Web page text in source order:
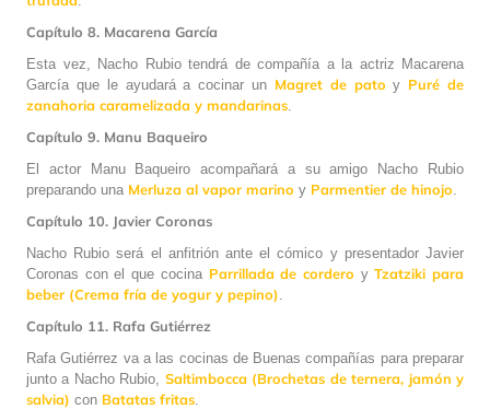
Capítulo 8. Macarena García
Esta vez, Nacho Rubio tendrá de compañía a la actriz Macarena
García que le ayudará a cocinar un Magret de pato y Puré de
zanahoria caramelizada y mandarinas
Capítulo 9. Manu Baqueiro
El actor Manu Baqueiro acompañará a su amigo Nacho Rubio
preparando una Merluza al vapor marino y Parmentier de hinojo
Capítulo 10. Javier Coronas
Nacho Rubio será el anfitrión ante el cómico y presentador Javier
Coronas con el que cocina Parrillada de cordero yTzatziki para
beber (Crema fría de yogur y pepino)
Capítulo 11. Rafa Gutiérrez
Rafa Gutiérrez va a las cocinas de Buenas compañías para preparar
junto a Nacho Rubio, Saltimbocca (Brochetas de ternera, jamón y
salvia) con Batatas fritas